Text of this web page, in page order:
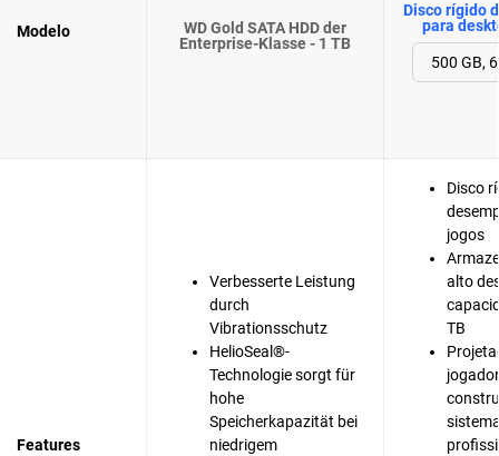
Modelo
WD Gold SATA HDD der
Enterprise-Klasse - 1 TB
Disco rígido
para
Features
Verbesserte Leistung
durch
Vibrationsschutz
HelioSeal®-
Technologie sorgt für
hohe
Speicherkapazität bei
niedrigem
Disco
jogos
alto
TB